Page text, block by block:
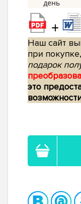
+
Наш сайт
при покупке,
подарок
это